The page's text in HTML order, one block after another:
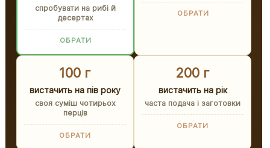
спробувати на рибі й
десертах
ОБРАТИ
ОБРАТИ
100 г
вистачить на пів року
своя суміш чотирьох
перців
ОБРАТИ
200 г
вистачить на рік
часта подача і заготовки
ОБРАТИ